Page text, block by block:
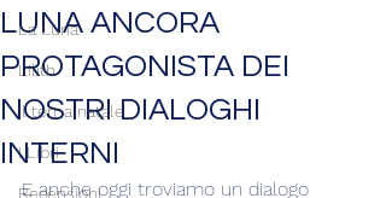
La Luna
Lilith
Il tema natale
I Libri
Recensioni
LUNA ANCORA
PROTAGONISTA DEI
NOSTRI DIALOGHI
INTERNI
E anche oggi troviamo un dialogo